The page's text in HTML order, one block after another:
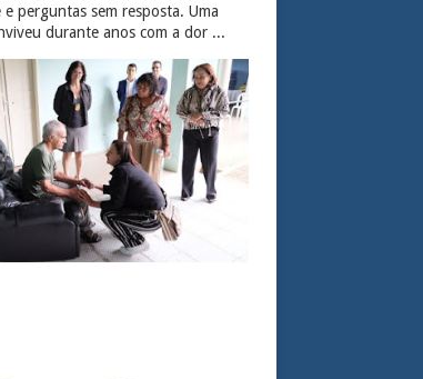
e perguntas sem resposta. Uma
durante anos com a dor ...